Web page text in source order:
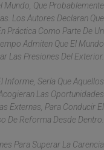
Mundo, Que Probablemente
Los Autores Declaran Que
Práctica Como Parte De Un
Admiten Que El Mundo
Las Presiones Del Exterior.
Informe, Sería Que Aquellos
Las Oportunidades
Externas, Para Conducir El
De Reforma Desde Dentro.
Para Superar La Carencia